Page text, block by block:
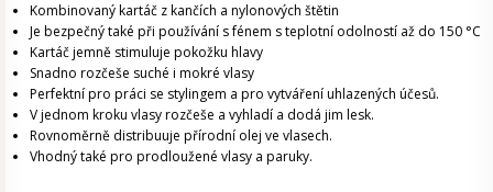
Kombinovaný kartáč z kančích a nylonových štětin
Je bezpečný také při používání s fénem s teplotní odolností až do 150 °C
Kartáč jemně stimuluje pokožku hlavy
Snadno rozčeše suché i mokré vlasy
Perfektní pro práci se stylingem a pro vytváření uhlazených účesů.
V jednom kroku vlasy rozčeše a vyhladí a dodá jim lesk.
Rovnoměrně distribuuje přírodní olej ve vlasech.
Vhodný také pro prodloužené vlasy a paruky.